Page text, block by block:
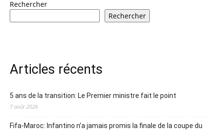
Rechercher
Rechercher
Articles récents
5 ans de la transition: Le Premier ministre fait le point
7 août 2026
Fifa-Maroc: Infantino n’a jamais promis la finale de la coupe du